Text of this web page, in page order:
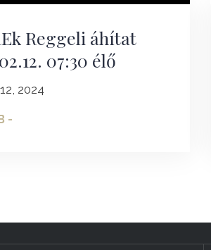
Reggeli áhítat
07:30 élő
2024
-